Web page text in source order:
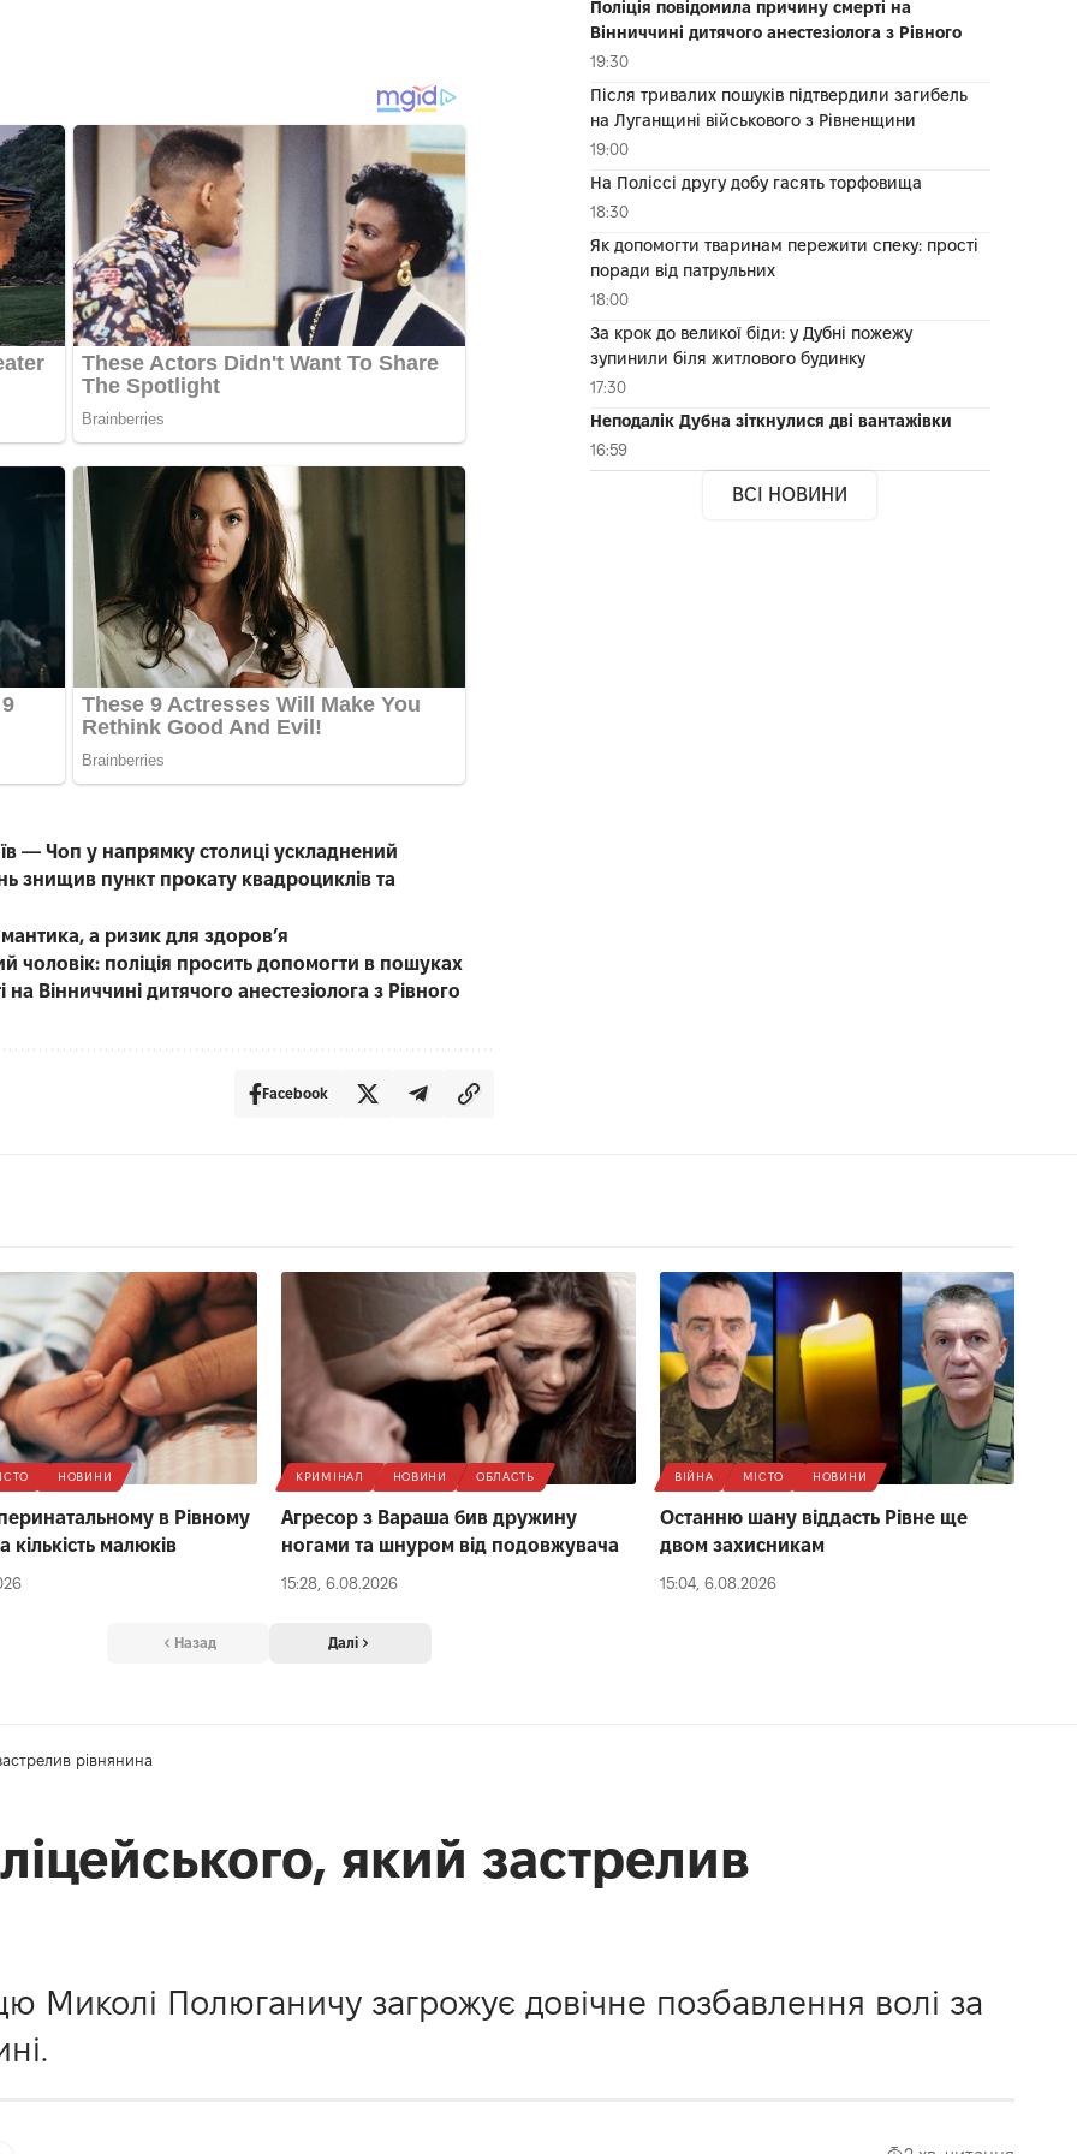
— Чоп у напрямку столиці ускладнений
знищив пункт прокату квадроциклів та
а ризик для здоров’я
чоловік: поліція просить допомогти в пошуках
Вінниччині дитячого анестезіолога з Рівного
Facebook
Поліція повідомила причину смерті на
Вінниччині дитячого анестезіолога з Рівного
19:30
Після тривалих пошуків підтвердили загибель
на Луганщині військового з Рівненщини
19:00
На Поліссі другу добу гасять торфовища
18:30
Як допомогти тваринам пережити спеку: прості
поради від патрульних
18:00
За крок до великої біди: у Дубні пожежу
зупинили біля житлового будинку
17:30
Неподалік Дубна зіткнулися дві вантажівки
16:59
ВСІ НОВИНИ
НОВИНИ
в Рівному
кількість малюків
КРИМІНАЛ НОВИНИ ОБЛАСТЬ
Агресор з Вараша бив дружину
ногами та шнуром від подовжувача
15:28, 6.08.2026
ВІЙНА МІСТО НОВИНИ
Останню шану віддасть Рівне ще
двом захисникам
15:04, 6.08.2026
Назад Далі
рівнянина
який застрелив
Миколі Полюганичу загрожує довічне позбавлення волі за